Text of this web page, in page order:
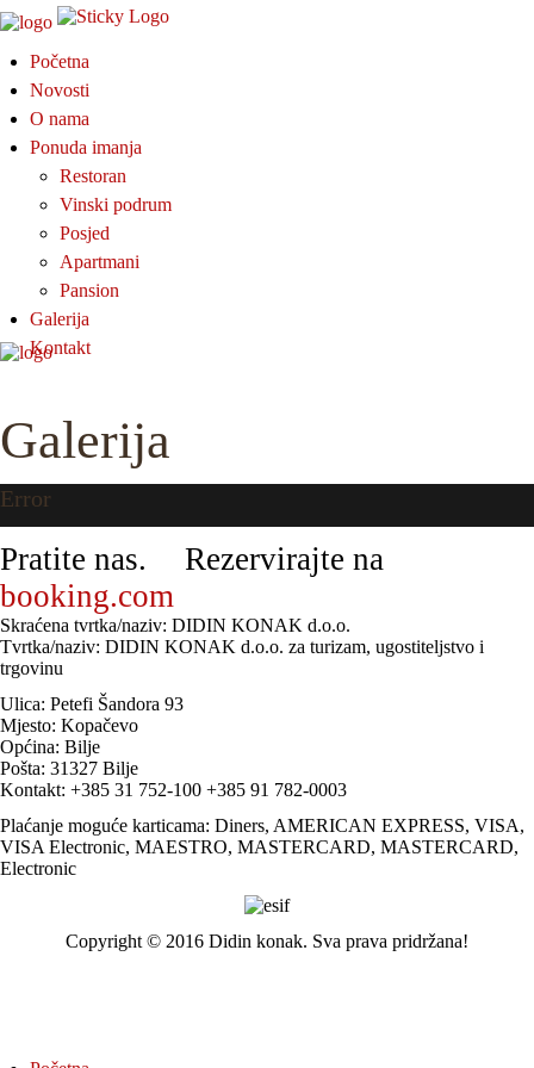
Početna
Novosti
O nama
Ponuda imanja
Restoran
Vinski podrum
Posjed
Apartmani
Pansion
Galerija
Kontakt
Galerija
Error
Pratite nas.
Rezervirajte na
booking.com
Skraćena tvrtka/naziv: DIDIN KONAK d.o.o.
Tvrtka/naziv: DIDIN KONAK d.o.o. za turizam, ugostiteljstvo i
trgovinu
Ulica: Petefi Šandora 93
Mjesto: Kopačevo
Općina: Bilje
Pošta: 31327 Bilje
Kontakt: +385 31 752-100 +385 91 782-0003
Plaćanje moguće karticama: Diners, AMERICAN EXPRESS, VISA,
VISA Electronic, MAESTRO, MASTERCARD, MASTERCARD,
Electronic
Copyright © 2016 Didin konak. Sva prava pridržana!